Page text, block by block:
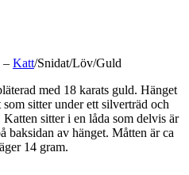
– Katt/Snidat/Löv/Guld
med 18 karats guld. Hänget
sitter under ett silverträd och
Katten sitter i en låda som delvis är
baksidan av hänget. Måtten är ca
14 gram.